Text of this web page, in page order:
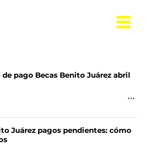
de pago Becas Benito Juárez abril
Juárez pagos pendientes: cómo